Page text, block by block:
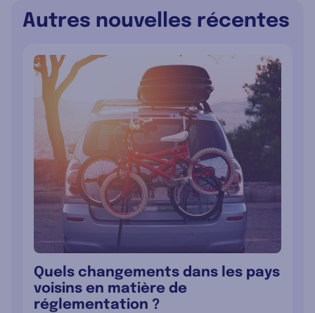
Autres nouvelles récentes
Quels changements dans les pays
voisins en matière de
réglementation ?